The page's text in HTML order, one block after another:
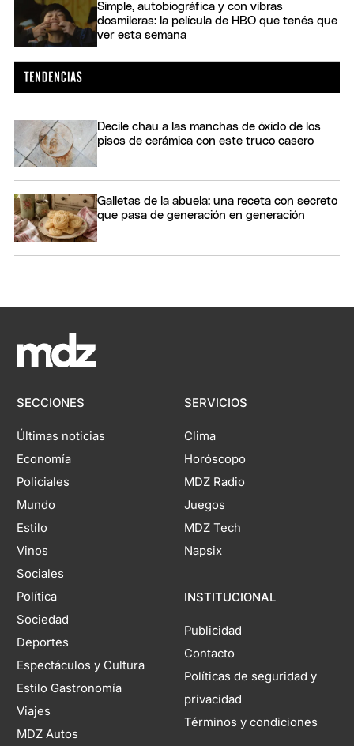
Simple, autobiográfica y con vibras
dosmileras: la película de HBO que tenés que
ver esta semana
Decile chau a las manchas de óxido de los
pisos de cerámica con este truco casero
Galletas de la abuela: una receta con secreto
que pasa de generación en generación
SECCIONES
Últimas noticias
Economía
Policiales
Mundo
Estilo
Vinos
Sociales
Política
Sociedad
Deportes
Espectáculos y Cultura
Estilo Gastronomía
Viajes
MDZ Autos
SERVICIOS
Clima
Horóscopo
MDZ Radio
Juegos
MDZ Tech
Napsix
INSTITUCIONAL
Publicidad
Contacto
Políticas de seguridad y
privacidad
Términos y condiciones